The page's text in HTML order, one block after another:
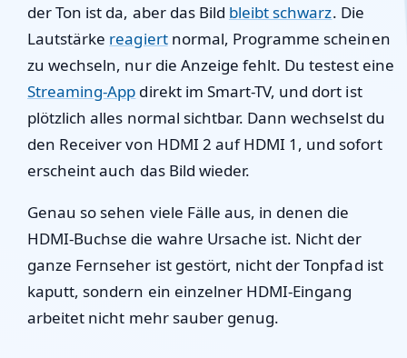
der Ton ist da, aber das Bild bleibt schwarz. Die
Lautstärke reagiertnormal, Programme scheinen
zu wechseln, nur die Anzeige fehlt. Du testest eine
Streaming-App direkt im Smart-TV, und dort ist
plötzlich alles normal sichtbar. Dann wechselst du
den Receiver von HDMI 2 auf HDMI 1, und sofort
erscheint auch das Bild wieder.
Genau so sehen viele Fälle aus, in denen die
HDMI-Buchse die wahre Ursache ist. Nicht der
ganze Fernseher ist gestört, nicht der Tonpfad ist
kaputt, sondern ein einzelner HDMI-Eingang
arbeitet nicht mehr sauber genug.